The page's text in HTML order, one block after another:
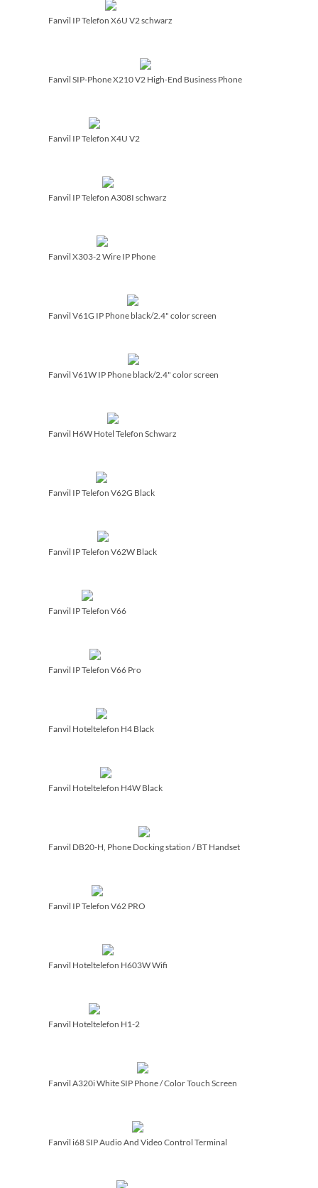
Fanvil IP Telefon X6U V2 schwarz
Fanvil SIP-Phone X210 V2 High-End Business Phone
Fanvil IP Telefon X4U V2
Fanvil IP Telefon A308I schwarz
Fanvil X303-2 Wire IP Phone
Fanvil V61G IP Phone black/­2.4" color screen
Fanvil V61W IP Phone black/­2.4" color screen
Fanvil H6W Hotel Telefon Schwarz
Fanvil IP Telefon V62G Black
Fanvil IP Telefon V62W Black
Fanvil IP Telefon V66
Fanvil IP Telefon V66 Pro
Fanvil Hoteltelefon H4 Black
Fanvil Hoteltelefon H4W Black
Fanvil DB20-H, Phone Docking station /­ BT Handset
Fanvil IP Telefon V62 PRO
Fanvil Hoteltelefon H603W Wifi
Fanvil Hoteltelefon H1-2
Fanvil A320i White SIP Phone /­ Color Touch Screen
Fanvil i68 SIP Audio And Video Control Terminal